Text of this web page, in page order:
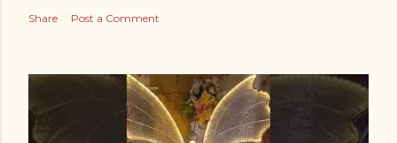
Share Post a Comment